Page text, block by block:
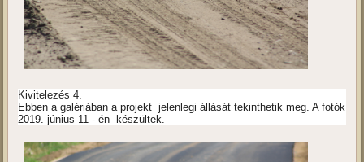
Kivitelezés 4.
Ebben a galériában a projekt jelenlegi állását tekinthetik meg. A fotók
2019. június 11 - én készültek.